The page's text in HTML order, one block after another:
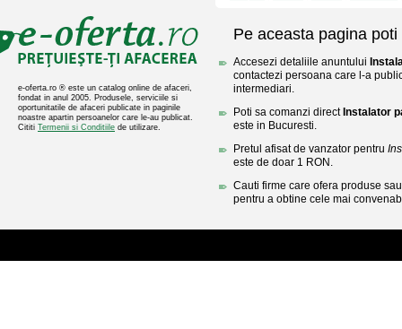
e-oferta.ro ® este un catalog online de afaceri,
fondat in anul 2005. Produsele, serviciile si
oportunitatile de afaceri publicate in paginile
noastre apartin persoanelor care le-au publicat.
Cititi Termenii si Conditiile de utilizare.
Pe aceasta pagina poti
Accesezi detaliile anuntului
contactezi persoana care l-a
intermediari.
Poti sa comanzi direct Instalator
este in Bucuresti.
Pretul afisat de vanzator pentru
este de doar 1 RON.
Cauti firme care ofera produse
pentru a obtine cele mai